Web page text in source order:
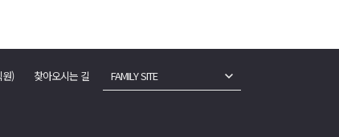
) 찾아오시는 길 FAMILY SITE